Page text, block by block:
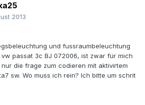
2013
und fussraumbeleuchtung
passat 3c BJ 072006, ist zwar für mich
die frage zum codieren mit aktivirtem
sw. Wo muss ich rein? Ich bitte um schrit